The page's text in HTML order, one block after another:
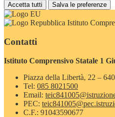
Accetta tutti Salva le preferenze
Istituto
Contatti
Istituto Comprensivo Statale 1
Piazza della Libertà, 22 –
Tel: 085 8021500
Email:
PEC:
C.F.: 91043590677